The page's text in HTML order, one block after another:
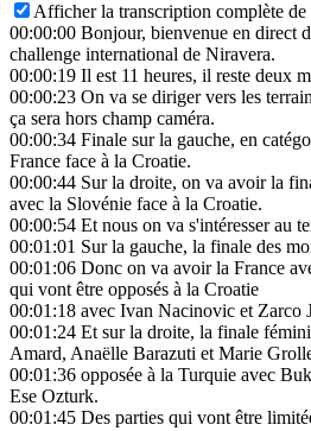
Afficher la transcription complète de
00:00:00 Bonjour, bienvenue en direct
challenge international de Niravera.
00:00:19 Il est 11 heures, il reste deux
00:00:23 On va se diriger vers les
ça sera hors champ caméra.
00:00:34 Finale sur la gauche, en
France face à la Croatie.
00:00:44 Sur la droite, on va avoir la
avec la Slovénie face à la Croatie.
00:00:54 Et nous on va s'intéresser au
00:01:01 Sur la gauche, la finale des
00:01:06 Donc on va avoir la France
qui vont être opposés à la Croatie
00:01:18 avec Ivan Nacinovic et Zarco
00:01:24 Et sur la droite, la finale
Amard, Anaëlle Barazuti et Marie
00:01:36 opposée à la Turquie avec
Ese Ozturk.
00:01:45 Des parties qui vont être